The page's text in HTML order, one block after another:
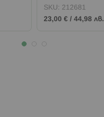
SKU: 212681
23,00 € / 44,98 лв.